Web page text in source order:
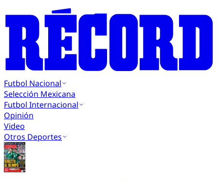
Futbol Nacional
Selección Mexicana
Futbol Internacional
Opinión
Video
Otros Deportes